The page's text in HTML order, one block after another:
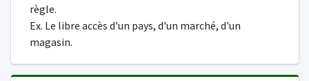
règle.
Ex. Le libre accès d'un pays, d'un marché, d'un
magasin.